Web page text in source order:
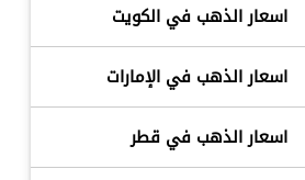
اسعار الذهب في الكويت
اسعار الذهب في الإمارات
اسعار الذهب في قطر